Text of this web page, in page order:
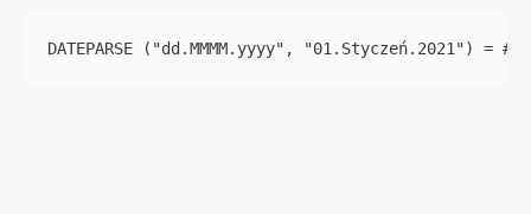
DATEPARSE ("dd.MMMM.yyyy", "01.Styczeń.2021") =